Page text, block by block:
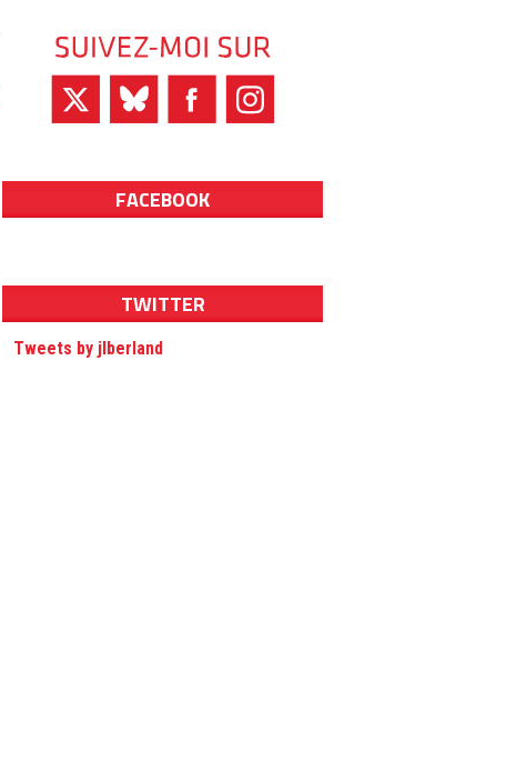
FACEBOOK
TWITTER
Tweets by jlberland